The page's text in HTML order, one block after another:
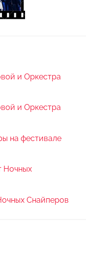
и Оркестра
и Оркестра
на фестивале
Ночных
Снайперов